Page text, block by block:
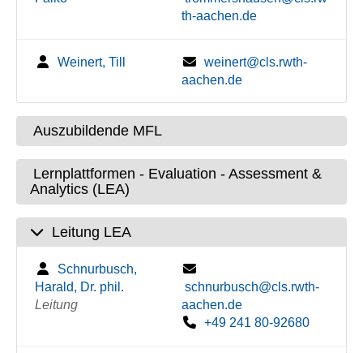
th-aachen.de
Weinert, Till
weinert@cls.rwth-
aachen.de
Auszubildende MFL
Lernplattformen - Evaluation - Assessment &
Analytics (LEA)
Leitung LEA
Schnurbusch,
Harald, Dr. phil.
Leitung
schnurbusch@cls.rwth-
aachen.de
+49 241 80-92680